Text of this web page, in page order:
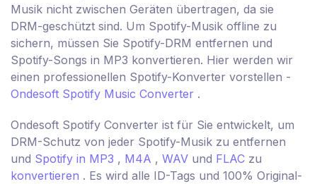
Musik nicht zwischen Geräten übertragen, da sie
DRM-geschützt sind. Um Spotify-Musik offline zu
sichern, müssen Sie Spotify-DRM entfernen und
Spotify-Songs in MP3 konvertieren. Hier werden wir
einen professionellen Spotify-Konverter vorstellen -
Ondesoft Spotify Music Converter .
Ondesoft Spotify Converter ist für Sie entwickelt, um
DRM-Schutz von jeder Spotify-Musik zu entfernen
und Spotify in MP3 , M4A , WAV und FLAC zu
konvertieren . Es wird alle ID-Tags und 100% Original-